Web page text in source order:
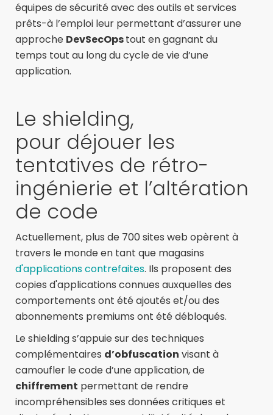
équipes desécuritéavec des outils et services
prêts-à l’emploi leur permettant d’assurer une
approche DevSecOpstout en gagnant du
temps tout au long du cycle de vie d’une
application.
Le shielding,
pour déjouer les
tentatives de rétro-
ingénierie et l’altération
de code
Actuellement, plus de 700 sites web opèrent à
travers le monde en tant que magasins
d'applications contrefaites. Ils proposent des
copies d'applications connues auxquelles des
comportements ont été ajoutés et/ou des
abonnements premiums ont été débloqués.
Le shielding s’appuie sur des techniques
complémentaires d’obfuscation visant à
camoufler le code d’une application, de
chiffrement permettant de rendre
incompréhensibles ses données critiques et